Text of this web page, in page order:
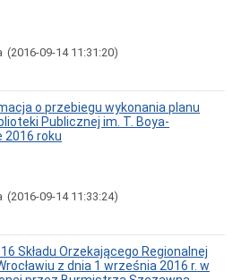
(2016-09-14 11:31:20)
o przebiegu wykonania planu
Publicznej im. T. Boya-
2016 roku
(2016-09-14 11:33:24)
Składu Orzekającego Regionalnej
z dnia 1 września 2016 r. w